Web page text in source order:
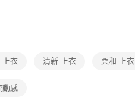
上衣 清新 上衣 柔和 上衣
動感